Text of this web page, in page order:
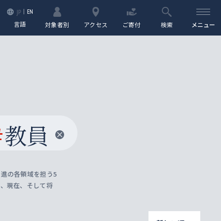
JP EN
言語 対象者別 アクセス ご寄付 検索 メニュー
教員
の各領域を担う5
現在、そして将